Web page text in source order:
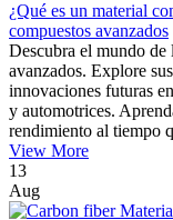
¿Qué es un material
compuestos avanzados
Descubra el mundo de
avanzados. Explore
innovaciones futuras
y automotrices.
rendimiento al tiempo
View More
13
Aug